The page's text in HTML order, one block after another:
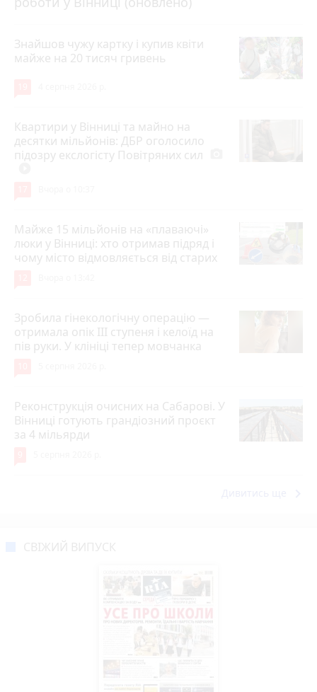
Знайшов чужу картку і купив квіти
майже на 20 тисяч гривень
Квартири у Вінниці та майно на
десятки мільйонів: ДБР оголосило
підозру екслогісту Повітряних сил
Майже 15 мільйонів на «плаваючі»
люки у Вінниці: хто отримав підряд і
чому місто відмовляється від старих
Зробила гінекологічну операцію —
отримала опік ІІІ ступеня і келоїд на
пів руки. У клініці тепер мовчанка
Реконструкція очисних на Сабарові. У
Вінниці готують грандіозний проєкт
за 4 мільярди